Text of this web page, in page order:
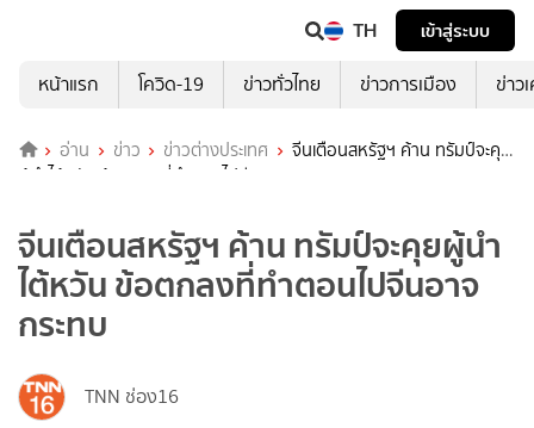
TH
เข้าสู่ระบบ
หน้าแรก
โควิด-19 ข่าวทั่วไทย ข่าวการเมือง ข่าว
อ่าน ข่าว ข่าวต่างประเทศ
จีนเตือนสหรัฐฯ ค้าน ทรัมป์จะคุย
ผู้นำไต้หวัน ข้อตกลงที่ทำตอนไปจีนอาจกระทบ
จีนเตือนสหรัฐฯ ค้าน ทรัมป์จะคุยผู้นำ
ไต้หวัน ข้อตกลงที่ทำตอนไปจีนอาจ
กระทบ
TNN ช่อง16